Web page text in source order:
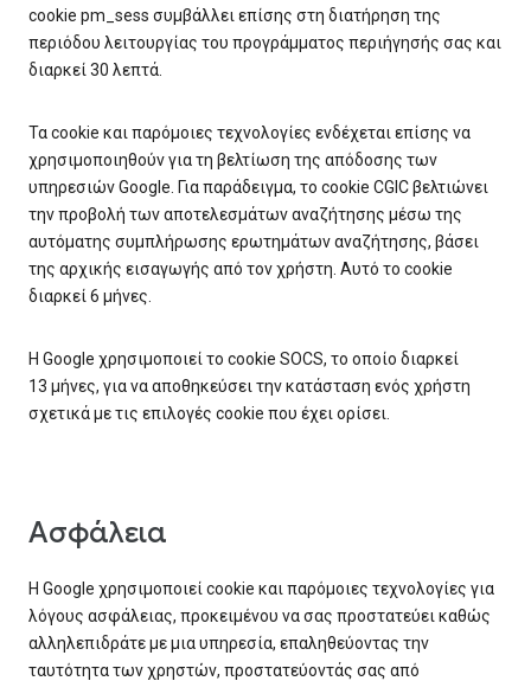
cookie pm_sess συμβάλλει επίσης στη διατήρηση της
περιόδου λειτουργίας του προγράμματος περιήγησής σας και
διαρκεί 30 λεπτά.
Τα cookie και παρόμοιες τεχνολογίες ενδέχεται επίσης να
χρησιμοποιηθούν για τη βελτίωση της απόδοσης των
υπηρεσιών Google. Για παράδειγμα, το cookie CGIC βελτιώνει
την προβολή των αποτελεσμάτων αναζήτησης μέσω της
αυτόματης συμπλήρωσης ερωτημάτων αναζήτησης, βάσει
της αρχικής εισαγωγής από τον χρήστη. Αυτό το cookie
διαρκεί 6 μήνες.
Η Google χρησιμοποιεί το cookie SOCS, το οποίο διαρκεί
13 μήνες, για να αποθηκεύσει την κατάσταση ενός χρήστη
σχετικά με τις επιλογές cookie που έχει ορίσει.
Ασφάλεια
Η Google χρησιμοποιεί cookie και παρόμοιες τεχνολογίες για
λόγους ασφάλειας, προκειμένου να σας προστατεύει καθώς
αλληλεπιδράτε με μια υπηρεσία, επαληθεύοντας την
ταυτότητα των χρηστών, προστατεύοντάς σας από